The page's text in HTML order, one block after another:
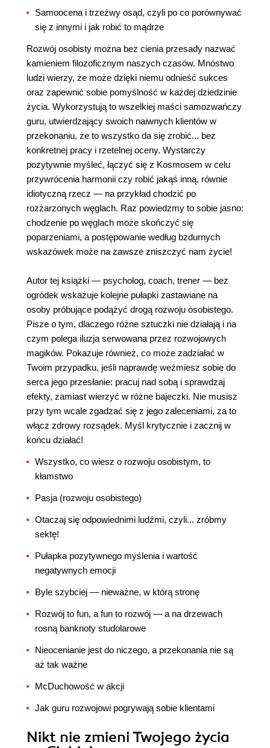
Samoocena i trzeźwy osąd, czyli po co porównywać
się z innymi i jak robić to mądrze
Rozwój osobisty można bez cienia przesady nazwać
kamieniem filozoficznym naszych czasów. Mnóstwo
ludzi wierzy, że może dzięki niemu odnieść sukces
oraz zapewnić sobie pomyślność w każdej dziedzinie
życia. Wykorzystują to wszelkiej maści samozwańczy
guru, utwierdzający swoich naiwnych klientów w
przekonaniu, że to wszystko da się zrobić... bez
konkretnej pracy i rzetelnej oceny. Wystarczy
pozytywnie myśleć, łączyć się z Kosmosem w celu
przywrócenia harmonii czy robić jakąś inną, równie
idiotyczną rzecz — na przykład chodzić po
rozżarzonych węglach. Raz powiedzmy to sobie jasno:
chodzenie po węglach może skończyć się
poparzeniami, a postępowanie według bzdurnych
wskazówek może na zawsze zniszczyć nam życie!
Autor tej książki — psycholog, coach, trener — bez
ogródek wskazuje kolejne pułapki zastawiane na
osoby próbujące podążyć drogą rozwoju osobistego.
Pisze o tym, dlaczego różne sztuczki nie działają i na
czym polega iluzja serwowana przez rozwojowych
magików. Pokazuje również, co może zadziałać w
Twoim przypadku, jeśli naprawdę weźmiesz sobie do
serca jego przesłanie: pracuj nad sobą i sprawdzaj
efekty, zamiast wierzyć w różne bajeczki. Nie musisz
przy tym wcale zgadzać się z jego zaleceniami, za to
włącz zdrowy rozsądek. Myśl krytycznie i zacznij w
końcu działać!
Wszystko, co wiesz o rozwoju osobistym, to
kłamstwo
Pasja (rozwoju osobistego)
Otaczaj się odpowiednimi ludźmi, czyli... zróbmy
sektę!
Pułapka pozytywnego myślenia i wartość
negatywnych emocji
Byle szybciej — nieważne, w którą stronę
Rozwój to fun, a fun to rozwój — a na drzewach
rosną banknoty studolarowe
Nieocenianie jest do niczego, a przekonania nie są
aż tak ważne
McDuchowość w akcji
Jak guru rozwojowi pogrywają sobie klientami
Nikt nie zmieni Twojego życia